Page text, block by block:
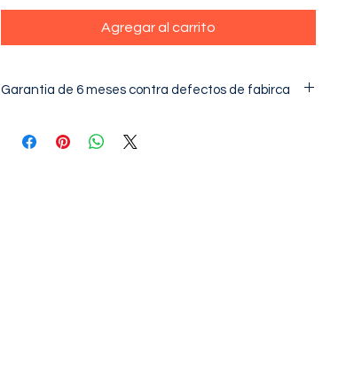
Agregar al carrito
Garantia de 6 meses contra defectos de fabirca